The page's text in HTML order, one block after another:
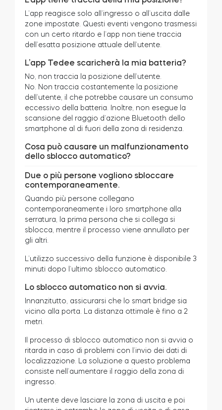
L’app reagisce solo all’ingresso o all’uscita dalle
zone impostate. Questi eventi vengono trasmessi
con un certo ritardo e l’app non tiene traccia
dell’esatta posizione attuale dell’utente.
L’app Tedee scaricherà la mia batteria?
No, non traccia la posizione dell’utente.
No. Non traccia costantemente la posizione
dell’utente, il che potrebbe causare un consumo
eccessivo della batteria. Inoltre, non esegue la
scansione del raggio d’azione Bluetooth dello
smartphone al di fuori della zona di residenza.
Cosa può causare un malfunzionamento
dello sblocco automatico?
Due o più persone vogliono sbloccare
contemporaneamente.
Quando più persone collegano
contemporaneamente i loro smartphone alla
serratura, la prima persona che si collega si
sblocca, mentre il processo viene annullato per
gli altri.
L’utilizzo successivo della funzione è disponibile 3
minuti dopo l’ultimo sblocco automatico.
Lo sblocco automatico non si avvia.
Innanzitutto, assicurarsi che lo smart bridge sia
vicino alla porta. La distanza ottimale è fino a 2
metri.
Il processo di sblocco automatico non si avvia o
ritarda in caso di problemi con l’invio dei dati di
localizzazione. La soluzione a questo problema
consiste nell’aumentare il raggio della zona di
ingresso.
Un utente deve lasciare la zona di uscita e poi